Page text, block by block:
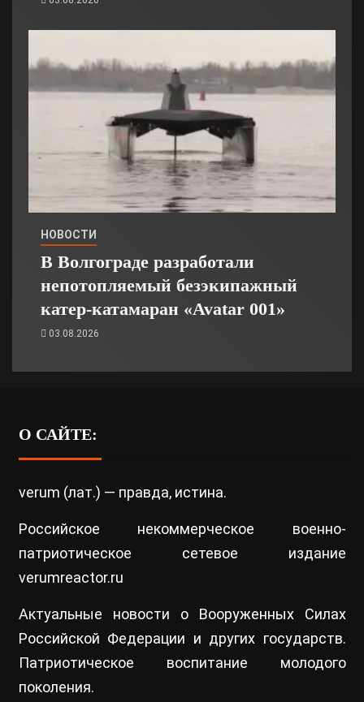
НОВОСТИ
В Волгограде разработали
непотопляемый безэкипажный
катер-катамаран «Avatar 001»
03.08.2026
О САЙТЕ:
verum (лат.) — правда, истина.
Российское некоммерческое военно-
патриотическое сетевое издание
verumreactor.ru
Актуальные новости о Вооруженных Силах
Российской Федерации и других государств.
Патриотическое воспитание молодого
поколения.